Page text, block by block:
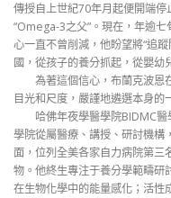
傳授自上世紀70年月起便開端
“Omega-3之父”。現在，年逾
心一直不曾削減，他盼望將“追
國，從孩子的養分抓起，從嬰幼
為著這個信心，布蘭克波恩
目光和尺度，嚴謹地遴選本身的
哈佛年夜學醫學院BIDMC醫
學院從屬醫療、講授、研討機構
面，位列全美各家自力病院第三
物。他終生專注于養分學範疇研
在生物化學中的能量感化；活性